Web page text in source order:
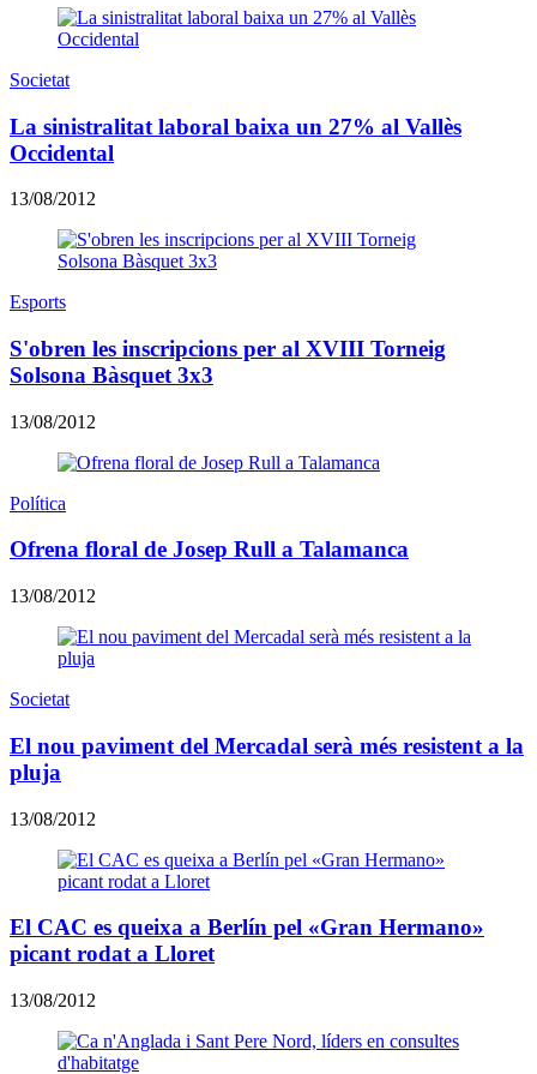
Societat
La sinistralitat laboral baixa un 27% al Vallès
Occidental
13/08/2012
Esports
S'obren les inscripcions per al XVIII Torneig
Solsona Bàsquet 3x3
13/08/2012
Política
Ofrena floral de Josep Rull a Talamanca
13/08/2012
Societat
El nou paviment del Mercadal serà més resistent a la
pluja
13/08/2012
El CAC es queixa a Berlín pel «Gran Hermano»
picant rodat a Lloret
13/08/2012